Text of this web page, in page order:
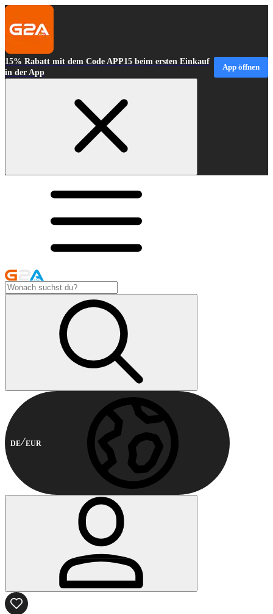
15% Rabatt mit dem Code APP15 beim ersten Einkauf
in der App
App öffnen
DE EUR